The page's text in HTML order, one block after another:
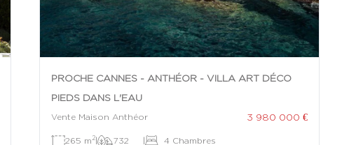
PROCHE CANNES - ANTHÉOR - VILLA ART DÉCO
PIEDS DANS L'EAU
Vente Maison Anthéor 3 980 000 €
265 m 2|
732
| 4 Chambres